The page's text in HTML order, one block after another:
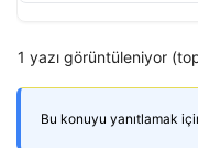
1 yazı görüntüleniyor
Bu konuyu yanıtlamak